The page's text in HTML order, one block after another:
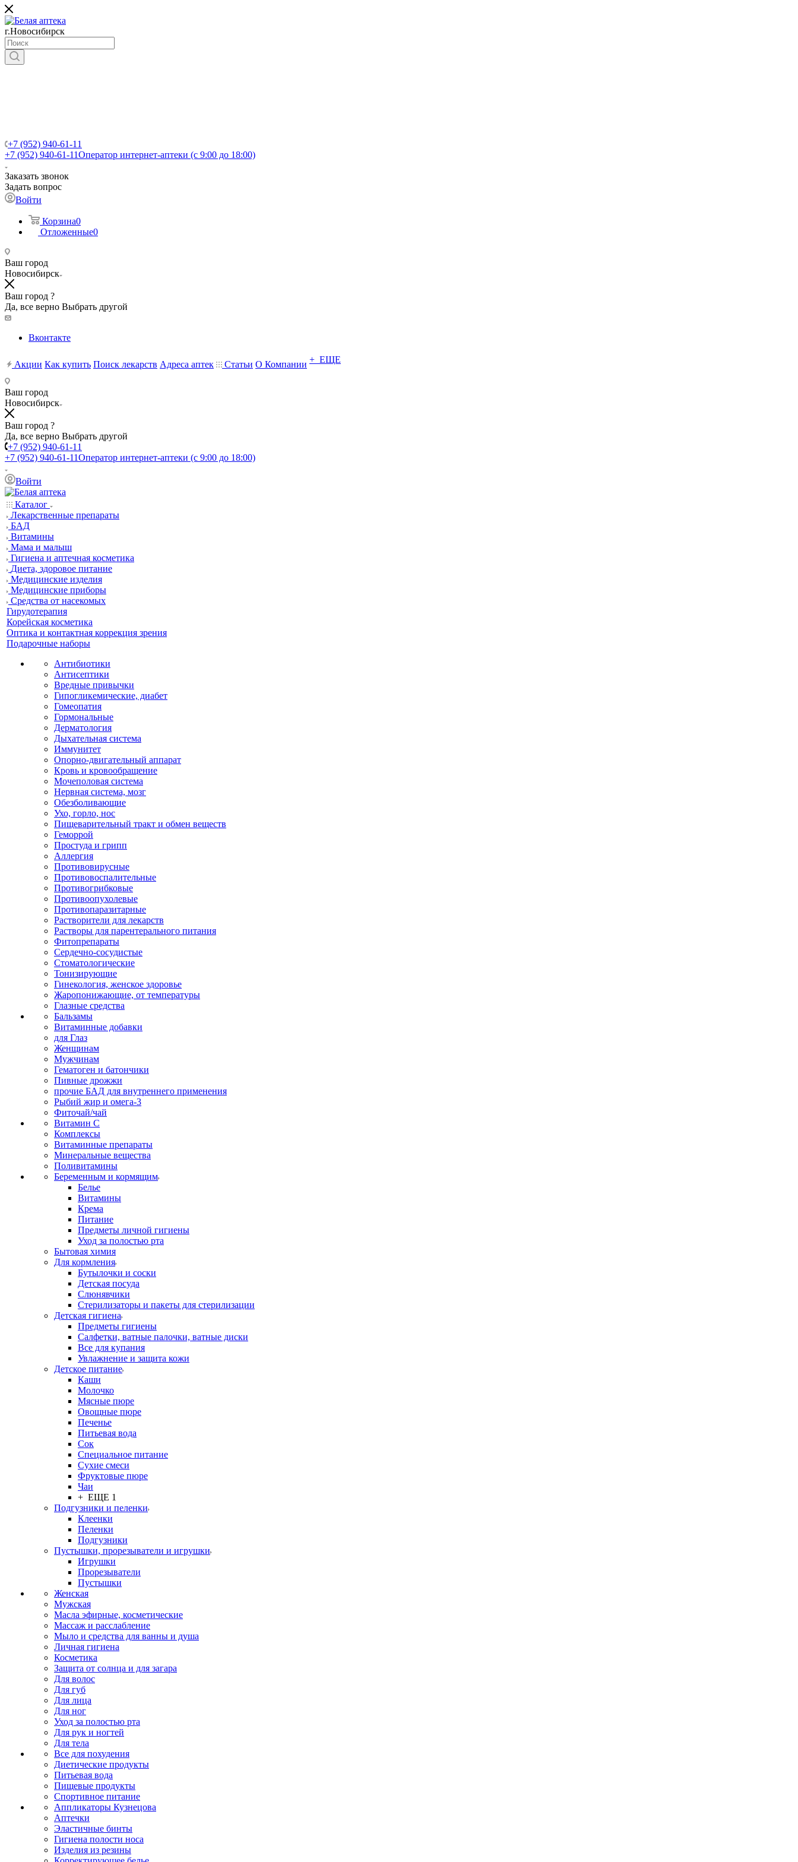
г.Новосибирск
+7 (952) 940-61-11
+7 (952) 940-61-11Оператор интернет-аптеки (с 9:00 до 18:00)
Заказать звонок
Задать вопрос
Войти
Корзина0
Отложенные0
Ваш город
Новосибирск
Ваш город ?
Да, все верно Выбрать другой
Вконтакте
Акции Как купить Поиск лекарств Адреса аптек Статьи О Компании + ЕЩЕ
Ваш город
Новосибирск
Ваш город ?
Да, все верно Выбрать другой
+7 (952) 940-61-11
+7 (952) 940-61-11Оператор интернет-аптеки (с 9:00 до 18:00)
Войти
Каталог
Лекарственные препараты
БАД
Витамины
Мама и малыш
Гигиена и аптечная косметика
Диета, здоровое питание
Медицинские изделия
Медицинские приборы
Средства от насекомых
Гирудотерапия
Корейская косметика
Оптика и контактная коррекция зрения
Подарочные наборы
Антибиотики
Антисептики
Вредные привычки
Гипогликемические, диабет
Гомеопатия
Гормональные
Дерматология
Дыхательная система
Иммунитет
Опорно-двигательный аппарат
Кровь и кровообращение
Мочеполовая система
Нервная система, мозг
Обезболивающие
Ухо, горло, нос
Пищеварительный тракт и обмен веществ
Геморрой
Простуда и грипп
Аллергия
Противовирусные
Противовоспалительные
Противогрибковые
Противоопухолевые
Противопаразитарные
Растворители для лекарств
Растворы для парентерального питания
Фитопрепараты
Сердечно-сосудистые
Стоматологические
Тонизирующие
Гинекология, женское здоровье
Жаропонижающие, от температуры
Глазные средства
Бальзамы
Витаминные добавки
для Глаз
Женщинам
Мужчинам
Гематоген и батончики
Пивные дрожжи
прочие БАД для внутреннего применения
Рыбий жир и омега-3
Фиточай/чай
Витамин С
Комплексы
Витаминные препараты
Минеральные вещества
Поливитамины
Беременным и кормящим
Белье
Витамины
Крема
Питание
Предметы личной гигиены
Уход за полостью рта
Бытовая химия
Для кормления
Бутылочки и соски
Детская посуда
Слюнявчики
Стерилизаторы и пакеты для стерилизации
Детская гигиена
Предметы гигиены
Салфетки, ватные палочки, ватные диски
Все для купания
Увлажнение и защита кожи
Детское питание
Каши
Молочко
Мясные пюре
Овощные пюре
Печенье
Питьевая вода
Сок
Специальное питание
Сухие смеси
Фруктовые пюре
Чаи
+ ЕЩЕ 1
Подгузники и пеленки
Клеенки
Пеленки
Подгузники
Пустышки, прорезыватели и игрушки
Игрушки
Прорезыватели
Пустышки
Женская
Мужская
Масла эфирные, косметические
Массаж и расслабление
Мыло и средства для ванны и душа
Личная гигиена
Косметика
Защита от солнца и для загара
Для волос
Для губ
Для лица
Для ног
Уход за полостью рта
Для рук и ногтей
Для тела
Все для похудения
Диетические продукты
Питьевая вода
Пищевые продукты
Спортивное питание
Аппликаторы Кузнецова
Аптечки
Эластичные бинты
Гигиена полости носа
Изделия из резины